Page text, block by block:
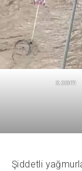
x.com
Şiddetli